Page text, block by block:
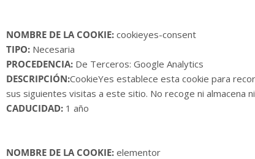
NOMBRE DE LA COOKIE: cookieyes-consent
TIPO: Necesaria
PROCEDENCIA: De Terceros: Google Analytics
DESCRIPCIÓN:CookieYes establece esta cookie para
sus siguientes visitas a este sitio. No recoge ni almacena
CADUCIDAD: 1 año
NOMBRE DE LA COOKIE: elementor